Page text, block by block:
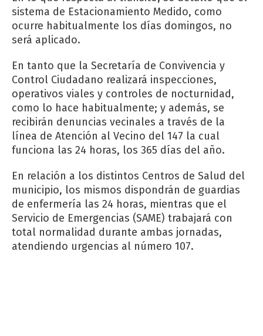
sistema de Estacionamiento Medido, como
ocurre habitualmente los días domingos, no
será aplicado.
En tanto que la Secretaría de Convivencia y
Control Ciudadano realizará inspecciones,
operativos viales y controles de nocturnidad,
como lo hace habitualmente; y además, se
recibirán denuncias vecinales a través de la
línea de Atención al Vecino del 147 la cual
funciona las 24 horas, los 365 días del año.
En relación a los distintos Centros de Salud del
municipio, los mismos dispondrán de guardias
de enfermería las 24 horas, mientras que el
Servicio de Emergencias (SAME) trabajará con
total normalidad durante ambas jornadas,
atendiendo urgencias al número 107.